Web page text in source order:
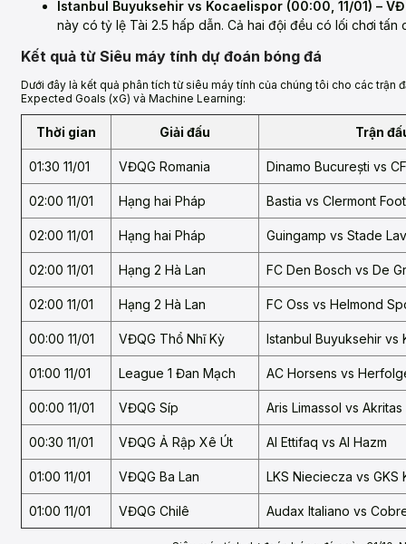
Istanbul Buyuksehir vs Kocaelispor (00:00, 11/01) –
này có tỷ lệ Tài 2.5 hấp dẫn. Cả hai đội đều có lối chơi tấn
Kết quả từ Siêu máy tính dự đoán bóng đá
Dưới đây là kết quả phân tích từ siêu máy tính của chúng tôi cho các trận
Expected Goals (xG) và Machine Learning:
Thời gian Giải đấu Trận
01:30 11/01 VĐQG Romania Dinamo București vs
02:00 11/01 Hạng hai Pháp Bastia vs Clermont Foot
02:00 11/01 Hạng hai Pháp Guingamp vs Stade
02:00 11/01 Hạng 2 Hà Lan FC Den Bosch vs De
02:00 11/01 Hạng 2 Hà Lan FC Oss vs Helmond
00:00 11/01 VĐQG Thổ Nhĩ Kỳ Istanbul Buyuksehir vs
01:00 11/01 League 1 Đan Mạch AC Horsens vs
00:00 11/01 VĐQG Síp Aris Limassol vs
00:30 11/01 VĐQG Ả Rập Xê Út Al Ettifaq vs Al Hazm
01:00 11/01 VĐQG Ba Lan LKS Nieciecza vs GKS
01:00 11/01 VĐQG Chilê Audax Italiano vs